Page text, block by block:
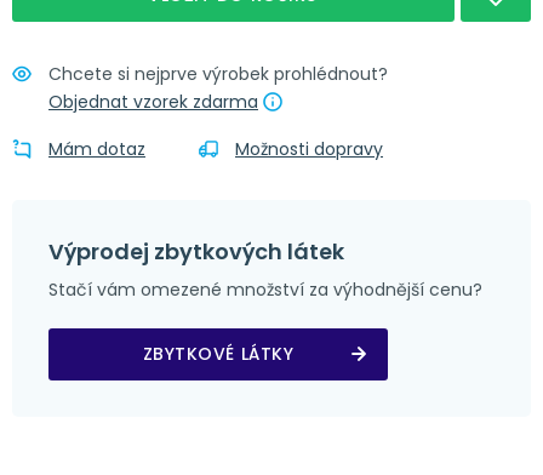
Obšití + poutka 4x8 cm Nápověda
Chcete si nejprve výrobek prohlédnout?
Objednat vzorek zdarma
Mám dotaz
Možnosti dopravy
Výprodej zbytkových látek
Stačí vám omezené množství za výhodnější cenu?
ZBYTKOVÉ LÁTKY